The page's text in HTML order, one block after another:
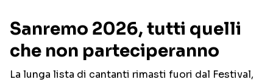
Sanremo 2026, tutti quelli
che non parteciperanno
La lunga lista di cantanti rimasti fuori dal Festival,